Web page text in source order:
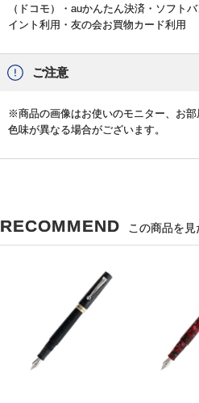
（ドコモ）・auかんたん決済・ソフト
イント利用・友の会お買物カード利用
ご注意
※商品の画像はお使いのモニター、お部
色味が異なる場合がございます。
RECOMMEND この商品を